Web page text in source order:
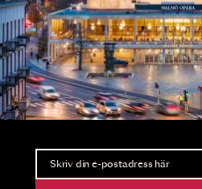
Nyhetsbrev
Ta del av